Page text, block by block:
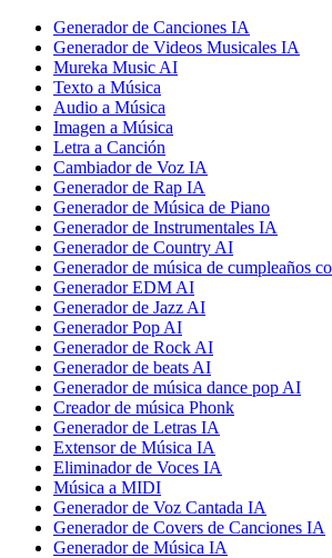
Generador de Canciones IA
Generador de Videos Musicales IA
Mureka Music AI
Texto a Música
Audio a Música
Imagen a Música
Letra a Canción
Cambiador de Voz IA
Generador de Rap IA
Generador de Música de Piano
Generador de Instrumentales IA
Generador de Country AI
Generador de música de cumpleaños
Generador EDM AI
Generador de Jazz AI
Generador Pop AI
Generador de Rock AI
Generador de beats AI
Generador de música dance pop AI
Creador de música Phonk
Generador de Letras IA
Extensor de Música IA
Eliminador de Voces IA
Música a MIDI
Generador de Voz Cantada IA
Generador de Covers de Canciones IA
Generador de Música IA